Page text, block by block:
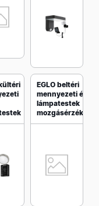
EGLO beltéri
mennyezeti és fali
lámpatestek